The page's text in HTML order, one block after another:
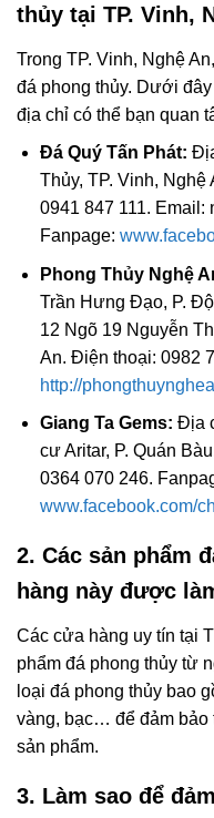
thủy tại TP. Vinh,
Trong TP. Vinh, Nghệ
đá phong thủy. Dưới
địa chỉ có thể bạn quan
Đá Quý Tấn Phát:
Thủy, TP. Vinh,
0941 847 111. Email:
Fanpage:
Phong Thủy Nghệ
Trần Hưng Đạo, P.
12 Ngõ 19 Nguyễn
An. Điện thoại: 0982
http://
Giang Ta Gems: Địa
cư Aritar, P. Quán
0364 070 246.
www.facebook.com/
2. Các sản phẩm
hàng này được
Các cửa hàng uy tín tại
phẩm đá phong thủy từ
loại đá phong thủy bao
vàng, bạc… để đảm bảo
sản phẩm.
3. Làm sao để